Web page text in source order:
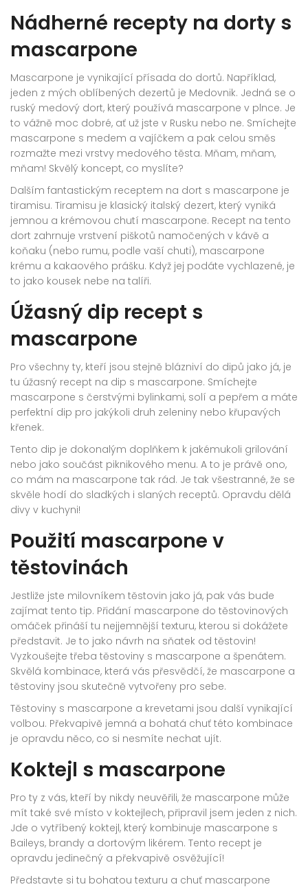
Nádherné recepty na dorty s
mascarpone
Mascarpone je vynikající přísada do dortů. Například,
jeden z mých oblíbených dezertů je Medovnik. Jedná se o
ruský medový dort, který používá mascarpone v plnce. Je
to vážně moc dobré, ať už jste v Rusku nebo ne. Smíchejte
mascarpone s medem a vajíčkem a pak celou směs
rozmažte mezi vrstvy medového těsta. Mňam, mňam,
mňam! Skvělý koncept, co myslíte?
Dalším fantastickým receptem na dort s mascarpone je
tiramisu. Tiramisu je klasický italský dezert, který vyniká
jemnou a krémovou chutí mascarpone. Recept na tento
dort zahrnuje vrstvení piškotů namočených v kávě a
koňaku (nebo rumu, podle vaší chuti), mascarpone
krému a kakaového prášku. Když jej podáte vychlazené, je
to jako kousek nebe na talíři.
Úžasný dip recept s
mascarpone
Pro všechny ty, kteří jsou stejně blázniví do dipů jako já, je
tu úžasný recept na dip s mascarpone. Smíchejte
mascarpone s čerstvými bylinkami, solí a pepřem a máte
perfektní dip pro jakýkoli druh zeleniny nebo křupavých
křenek.
Tento dip je dokonalým doplňkem k jakémukoli grilování
nebo jako součást piknikového menu. A to je právě ono,
co mám na mascarpone tak rád. Je tak všestranné, že se
skvěle hodí do sladkých i slaných receptů. Opravdu dělá
divy v kuchyni!
Použití mascarpone v
těstovinách
Jestliže jste milovníkem těstovin jako já, pak vás bude
zajímat tento tip. Přidání mascarpone do těstovinových
omáček přináší tu nejjemnější texturu, kterou si dokážete
představit. Je to jako návrh na sňatek od těstovin!
Vyzkoušejte třeba těstoviny s mascarpone a špenátem.
Skvělá kombinace, která vás přesvědčí, že mascarpone a
těstoviny jsou skutečně vytvořeny pro sebe.
Těstoviny s mascarpone a krevetami jsou další vynikající
volbou. Překvapivě jemná a bohatá chuť této kombinace
je opravdu něco, co si nesmíte nechat ujít.
Koktejl s mascarpone
Pro ty z vás, kteří by nikdy neuvěřili, že mascarpone může
mít také své místo v koktejlech, připravil jsem jeden z nich.
Jde o vytříbený koktejl, který kombinuje mascarpone s
Baileys, brandy a dortovým likérem. Tento recept je
opravdu jedinečný a překvapivě osvěžující!
Představte si tu bohatou texturu a chuť mascarpone